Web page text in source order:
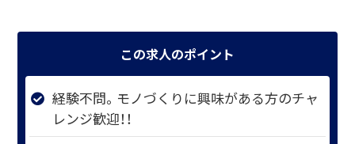
この求人のポイント
経験不問。モノづくりに興味がある方のチャ
レンジ歓迎！！